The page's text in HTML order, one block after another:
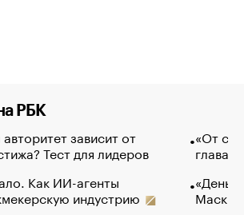
РБК
зависит от
Тест для лидеров
Как ИИ-агенты
индустрию
«От
глава
Маск в